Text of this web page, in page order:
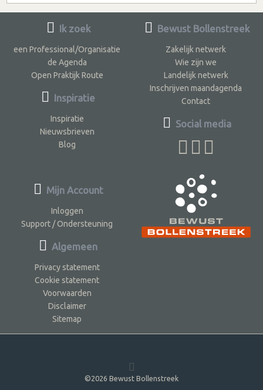
Ik zoek
een Professional/Organisatie
de Agenda
Open Praktijk Route
Inspiratie
Inspiratie
Nieuwsbrieven
Blog
Bewust Bollenstreek
Zakelijk netwerk
Wie zijn we
Landelijk netwerk
Inschrijven maandagenda
Contact
Social media
Mijn Account
Inloggen
Support / Ondersteuning
Algemeen
Privacy statement
Cookie statement
Voorwaarden
Disclaimer
Sitemap
©2026 Bewust Bollenstreek